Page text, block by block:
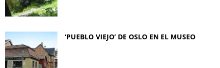
‘PUEBLO VIEJO’ DE OSLO EN EL MUSEO